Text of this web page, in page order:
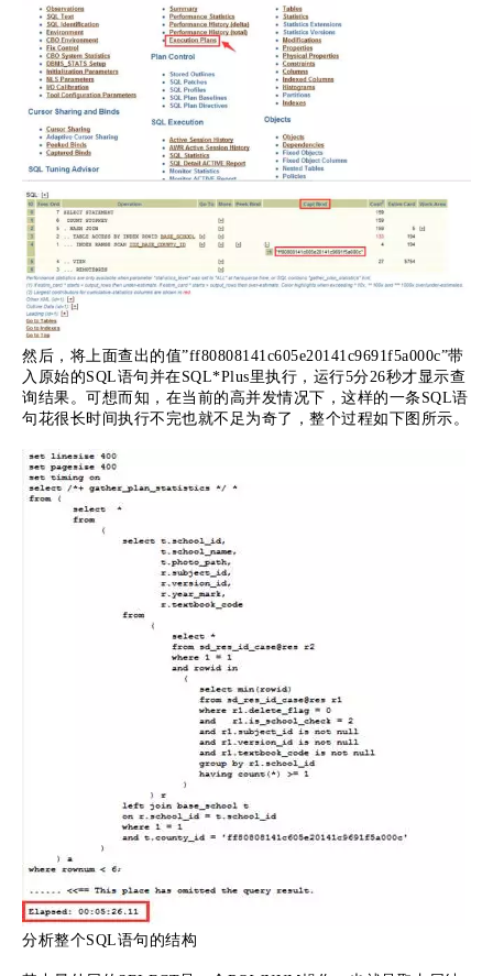
然后，将上面查出的值”ff80808141c605e20141c9691f5a000c”带
入原始的SQL语句并在SQL*Plus里执行，运行5分26秒才显示查
询结果。可想而知，在当前的高并发情况下，这样的一条SQL语
句花很长时间执行不完也就不足为奇了，整个过程如下图所示。
分析整个SQL语句的结构